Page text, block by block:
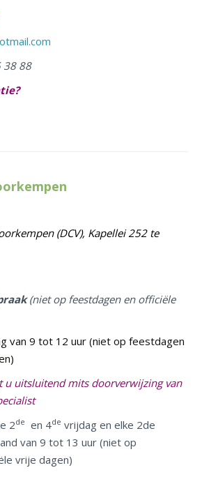
38 88
(DCV), Kapellei 252 te
(niet op feestdagen en officiële
van 9 tot 12 uur (niet op feestdagen
u uitsluitend mits doorverwijzing van
2de en 4de vrijdag en elke 2de
van 9 tot 13 uur (niet op
vrije dagen)